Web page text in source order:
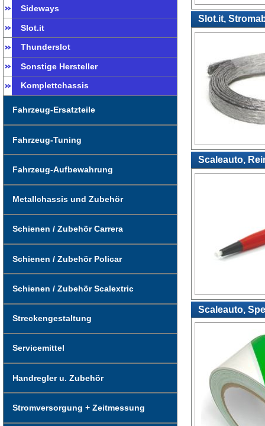
Sideways
Slot.it
Thunderslot
Sonstige Hersteller
Komplettchassis
Fahrzeug-Ersatzteile
Fahrzeug-Tuning
Fahrzeug-Aufbewahrung
Metallchassis und Zubehör
Schienen / Zubehör Carrera
Schienen / Zubehör Policar
Schienen / Zubehör Scalextric
Streckengestaltung
Servicemittel
Handregler u. Zubehör
Stromversorgung + Zeitmessung
Slot.it,
Scaleauto,
Scaleauto,